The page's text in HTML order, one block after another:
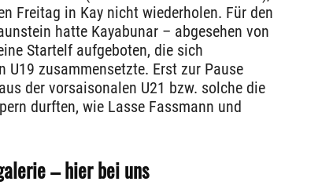
Freitag in Kay nicht wiederholen. Für den
hatte Kayabunar – abgesehen von
Startelf aufgeboten, die sich
zusammensetzte. Erst zur Pause
der vorsaisonalen U21 bzw. solche die
durften, wie Lasse Fassmann und
– hier bei uns